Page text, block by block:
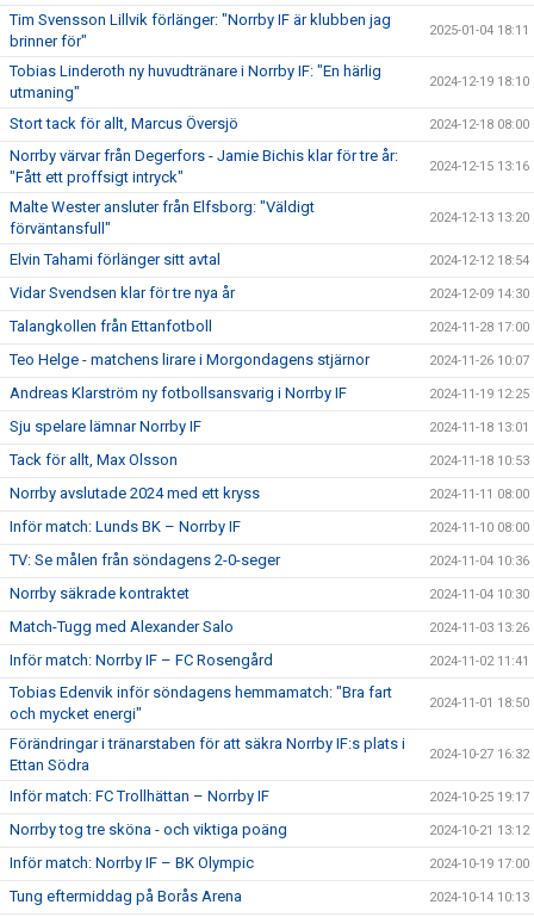
Tim Svensson Lillvik förlänger: "Norrby IF är klubben jag
brinner för"
2025-01-04 18:11
Tobias Linderoth ny huvudtränare i Norrby IF: "En härlig
utmaning"
2024-12-19 18:10
Stort tack för allt, Marcus Översjö 2024-12-18 08:00
Norrby värvar från Degerfors - Jamie Bichis klar för tre år:
"Fått ett proffsigt intryck"
2024-12-15 13:16
Malte Wester ansluter från Elfsborg: "Väldigt
förväntansfull"
2024-12-13 13:20
Elvin Tahami förlänger sitt avtal 2024-12-12 18:54
Vidar Svendsen klar för tre nya år 2024-12-09 14:30
Talangkollen från Ettanfotboll 2024-11-28 17:00
Teo Helge - matchens lirare i Morgondagens stjärnor 2024-11-26 10:07
Andreas Klarström ny fotbollsansvarig i Norrby IF 2024-11-19 12:25
Sju spelare lämnar Norrby IF 2024-11-18 13:01
Tack för allt, Max Olsson 2024-11-18 10:53
Norrby avslutade 2024 med ett kryss 2024-11-11 08:00
Inför match: Lunds BK – Norrby IF 2024-11-10 08:00
TV: Se målen från söndagens 2-0-seger 2024-11-04 10:36
Norrby säkrade kontraktet 2024-11-04 10:30
Match-Tugg med Alexander Salo 2024-11-03 13:26
Inför match: Norrby IF – FC Rosengård 2024-11-02 11:41
Tobias Edenvik inför söndagens hemmamatch: "Bra fart
och mycket energi"
2024-11-01 18:50
Förändringar i tränarstaben för att säkra Norrby IF:s plats i
Ettan Södra
2024-10-27 16:32
Inför match: FC Trollhättan – Norrby IF 2024-10-25 19:17
Norrby tog tre sköna - och viktiga poäng 2024-10-21 13:12
Inför match: Norrby IF – BK Olympic 2024-10-19 17:00
Tung eftermiddag på Borås Arena 2024-10-14 10:13